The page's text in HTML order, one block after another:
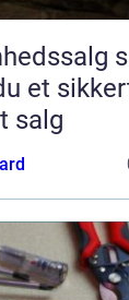
sådan
et
salg